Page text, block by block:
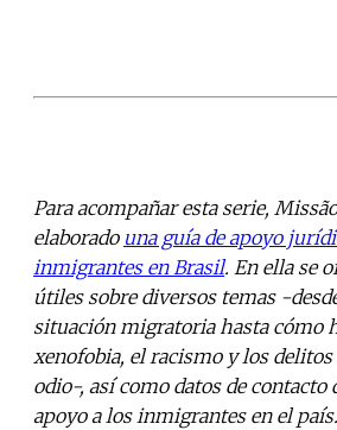
Para acompañar esta serie,
elaborado una guía de apoyo
inmigrantes en Brasil. En ella se
útiles sobre diversos temas -
situación migratoria hasta cómo
xenofobia, el racismo y los
odio-, así como datos de contacto
apoyo a los inmigrantes en el país.